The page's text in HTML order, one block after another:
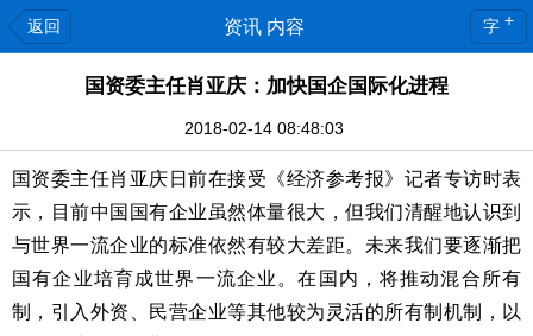
返回 资讯 内容 字 +
国资委主任肖亚庆：加快国企国际化进程
2018-02-14 08:48:03
国资委主任肖亚庆日前在接受《经济参考报》记者专访时表
示，目前中国国有企业虽然体量很大，但我们清醒地认识到
与世界一流企业的标准依然有较大差距。未来我们要逐渐把
国有企业培育成世界一流企业。在国内，将推动混合所有
制，引入外资、民营企业等其他较为灵活的所有制机制，以